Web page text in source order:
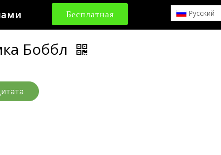
Бесплатная
Pусский
Боббл